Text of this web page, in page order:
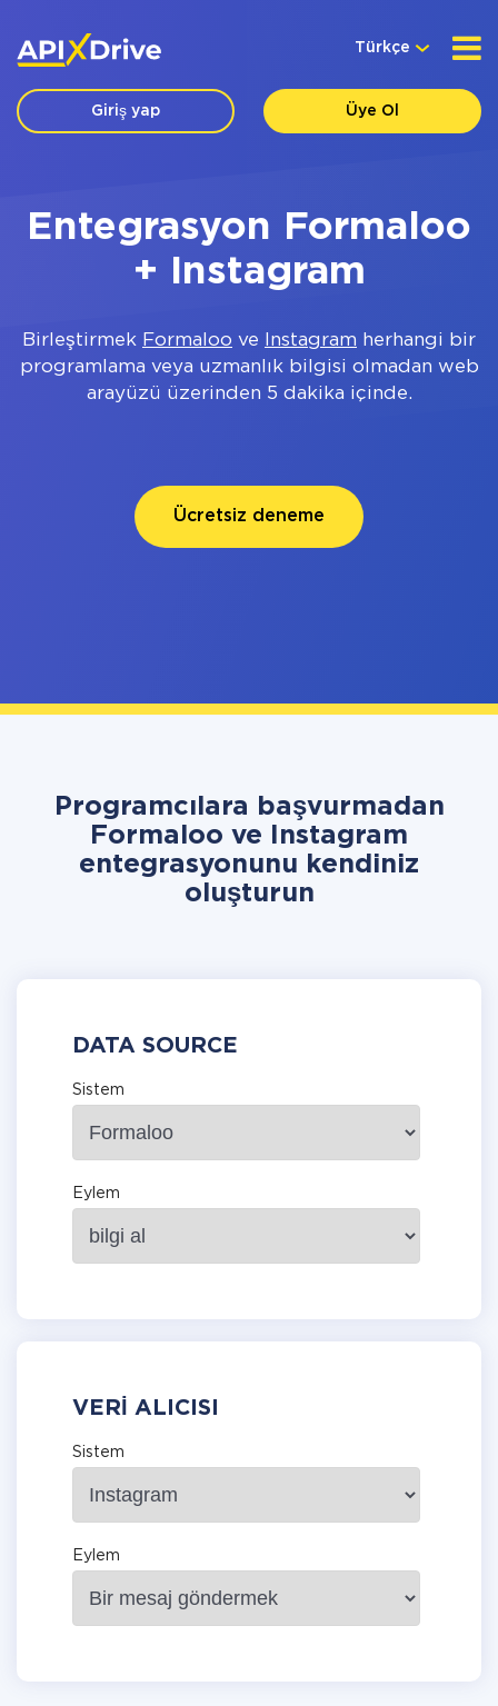
Türkçe
Giriş yap Üye Ol
Entegrasyon Formaloo
+ Instagram
Birleştirmek Formaloo ve Instagram herhangi bir
programlama veya uzmanlık bilgisi olmadan web
arayüzü üzerinden 5 dakika içinde.
Ücretsiz deneme
Programcılara başvurmadan
Formaloo ve Instagram
entegrasyonunu kendiniz
oluşturun
DATA SOURCE
Sistem
Eylem
VERI ALICISI
Sistem
Eylem